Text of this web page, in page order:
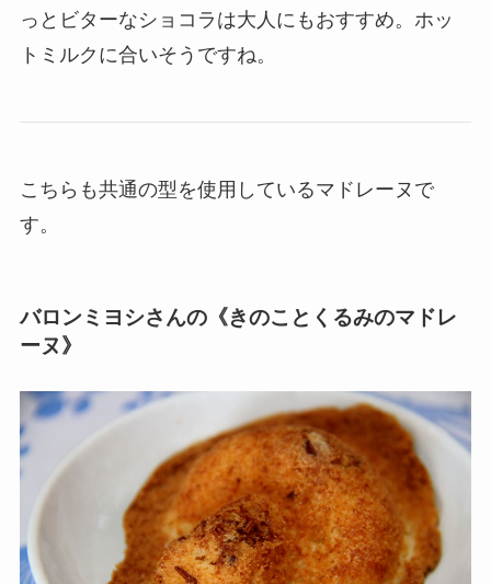
っとビターなショコラは大人にもおすすめ。ホッ
トミルクに合いそうですね。
こちらも共通の型を使用しているマドレーヌで
す。
バロンミヨシさんの《きのことくるみのマドレ
ーヌ》